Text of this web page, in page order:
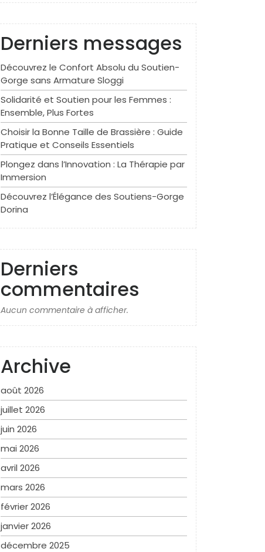
Derniers messages
Découvrez le Confort Absolu du Soutien-
Gorge sans Armature Sloggi
Solidarité et Soutien pour les Femmes :
Ensemble, Plus Fortes
Choisir la Bonne Taille de Brassière : Guide
Pratique et Conseils Essentiels
Plongez dans l’Innovation : La Thérapie par
Immersion
Découvrez l’Élégance des Soutiens-Gorge
Dorina
Derniers
commentaires
Aucun commentaire à afficher.
Archive
août 2026
juillet 2026
juin 2026
mai 2026
avril 2026
mars 2026
février 2026
janvier 2026
décembre 2025